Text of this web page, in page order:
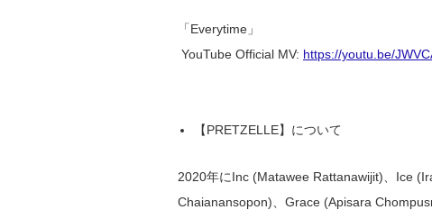
「Everytime」
YouTube Official MV: https://youtu.be/
【PRETZELLE】について
2020年にInc (Matawee Rattanawijit)、Ice
Chaianansopon)、Grace (Apisara